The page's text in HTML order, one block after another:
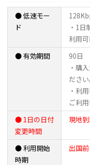
● 低速モー
ド
・1日
利用可
● 有効期間
90日
・購
ださい
・利
ご利
● 1日の日付
変更時間
現地
● 利用開始
時期
出国